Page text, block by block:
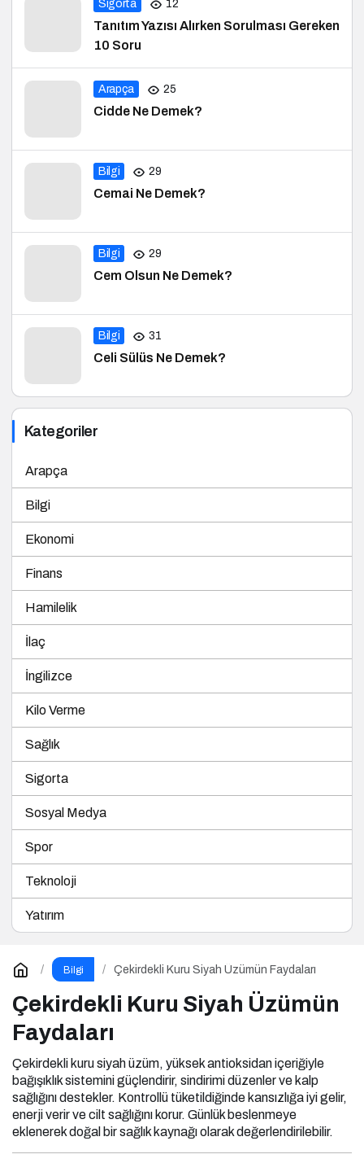
Tanıtım Yazısı Alırken Sorulması Gereken
10 Soru
Arapça 25
Cidde Ne Demek?
Bilgi 29
Cemai Ne Demek?
Bilgi 29
Cem Olsun Ne Demek?
Bilgi 31
Celi Sülüs Ne Demek?
Kategoriler
Bilgi
Ekonomi
Finans
Hamilelik
İlaç
İngilizce
Kilo Verme
Sağlık
Sigorta
Sosyal Medya
Spor
Teknoloji
Yatırım
Çekirdekli Kuru Siyah Üzümün
Faydaları
Çekirdekli kuru siyah üzüm, yüksek antioksidan içeriğiyle
bağışıklık sistemini güçlendirir, sindirimi düzenler ve kalp
sağlığını destekler. Kontrollü tüketildiğinde kansızlığa iyi gelir,
enerji verir ve cilt sağlığını korur. Günlük beslenmeye
eklenerek doğal bir sağlık kaynağı olarak değerlendirilebilir.